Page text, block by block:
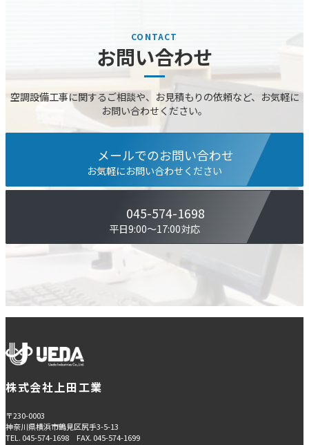
お問い合わせ
空調設備⼯事に関するご相談や、お⾒積もりの依頼など、お気軽に
お問い合わせください。
メールでのお問い合わせ
お気軽にお問い合わせください
045-574-1698
平⽇9:00〜17:00対応
株式会社上田工業
〒230-0003
神奈川県横浜市鶴見区尻手3-5-13
TEL. 045-574-1698 FAX. 045-574-1699